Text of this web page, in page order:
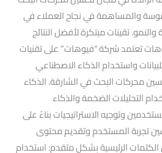
والمساهمة في نجاح العملاء في
تقينات مبتكرة لأفضل النتائج
تعتمد شركة “فيوهات” على تقنيات
واستخدام الذكاء الاصطناعي
محركات البحث في الشارقة. الذكاء
التحليلات الضخمة والذكاء
وتوجيه الاستراتيجيات بناءً على
تجربة المستخدم وتقديم محتوى
الرئيسية بشكل متقدم: استخدام